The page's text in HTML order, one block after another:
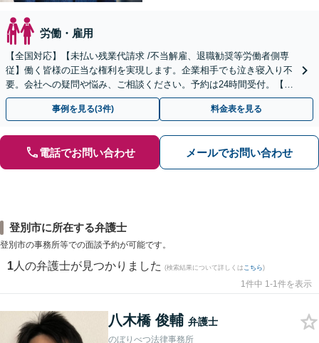
労働・雇用
【全国対応】【未払い残業代請求 /不当解雇、退職勧奨等労働者側専
従】働く皆様の正当な権利を実現します。企業相手でも泣き寝入り不
要。会社への疑問や悩み、ご相談ください。予約は24時間受付。【初
回面談無料】【夜間・休日対応可】
事例を見る(3件) 料金表を見る
電話でお問い合わせ メールでお問い合わせ
登別市に所在する弁護士
登別市の事務所等での面談予約が可能です。
1 人の弁護士が見つかりました (検索結果について詳しくは こちら)
1件中 1-1件を表示
八木橋 俊輔 弁護士
のぼりべつ法律事務所